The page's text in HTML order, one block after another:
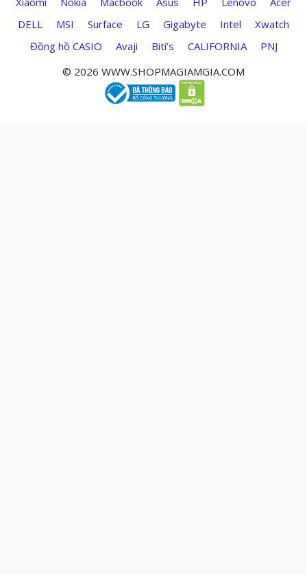
DELL
MSI Surface LG Gigabyte Intel
Xwatch
Đồng hồ CASIO
Avaji Biti’s CALIFORNIA
PNJ
© 2026 WWW.SHOPMAGIAMGIA.COM